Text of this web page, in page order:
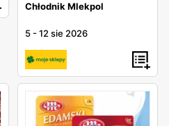
Chłodnik Mlekpol
5 -12 sie 2026